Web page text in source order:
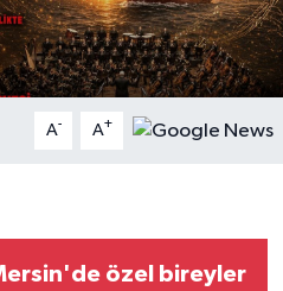
A- A+
özel bireyler